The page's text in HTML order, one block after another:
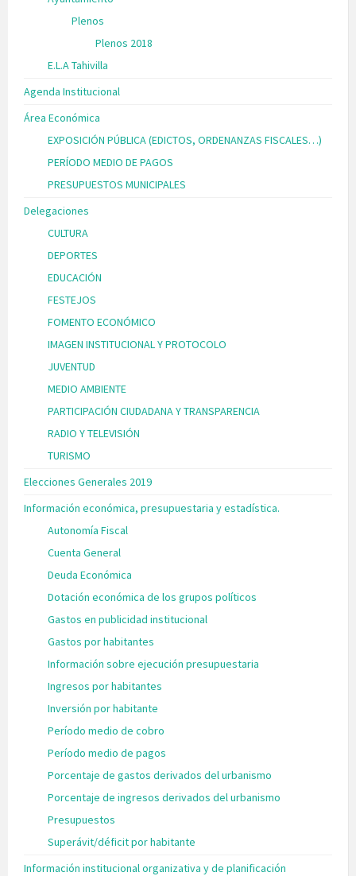
Plenos
Plenos 2018
E.L.A Tahivilla
Agenda Institucional
Área Económica
EXPOSICIÓN PÚBLICA (EDICTOS, ORDENANZAS FISCALES…)
PERÍODO MEDIO DE PAGOS
PRESUPUESTOS MUNICIPALES
Delegaciones
CULTURA
DEPORTES
EDUCACIÓN
FESTEJOS
FOMENTO ECONÓMICO
IMAGEN INSTITUCIONAL Y PROTOCOLO
JUVENTUD
MEDIO AMBIENTE
PARTICIPACIÓN CIUDADANA Y TRANSPARENCIA
RADIO Y TELEVISIÓN
TURISMO
Elecciones Generales 2019
Información económica, presupuestaria y estadística.
Autonomía Fiscal
Cuenta General
Deuda Económica
Dotación económica de los grupos políticos
Gastos en publicidad institucional
Gastos por habitantes
Información sobre ejecución presupuestaria
Ingresos por habitantes
Inversión por habitante
Período medio de cobro
Período medio de pagos
Porcentaje de gastos derivados del urbanismo
Porcentaje de ingresos derivados del urbanismo
Presupuestos
Superávit/déficit por habitante
Información institucional organizativa y de planificación